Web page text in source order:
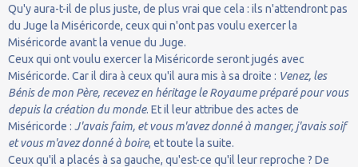
Qu'y aura-t-il de plus juste, de plus vrai que cela : ils n'attendront pas
du Juge la Miséricorde, ceux qui n'ont pas voulu exercer la
Miséricorde avant la venue du Juge.
Ceux qui ont voulu exercer la Miséricorde seront jugés avec
Miséricorde. Car il dira à ceux qu'il aura mis à sa droite : Venez, les
Bénis de mon Père, recevez en héritage le Royaume préparé pour vous
depuis la création du monde. Et il leur attribue des actes de
Miséricorde : J'avais faim, et vous m'avez donné à manger, j'avais soif
et vous m'avez donné à boire, et toute la suite.
Ceux qu'il a placés à sa gauche, qu'est-ce qu'il leur reproche ? De